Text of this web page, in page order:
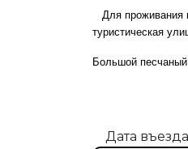
Для проживания
туристическая
Большой
Дата въезда